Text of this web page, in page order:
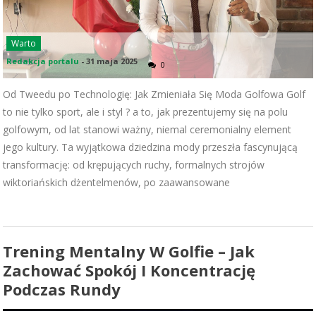
Warto
Redakcja portalu -31 maja 2025 0
Od Tweedu po Technologię: Jak Zmieniała Się Moda Golfowa Golf
to nie tylko sport, ale i styl ? a to, jak prezentujemy się na polu
golfowym, od lat stanowi ważny, niemal ceremonialny element
jego kultury. Ta wyjątkowa dziedzina mody przeszła fascynującą
transformację: od krępujących ruchy, formalnych strojów
wiktoriańskich dżentelmenów, po zaawansowane
Trening Mentalny W Golfie – Jak
Zachować Spokój I Koncentrację
Podczas Rundy